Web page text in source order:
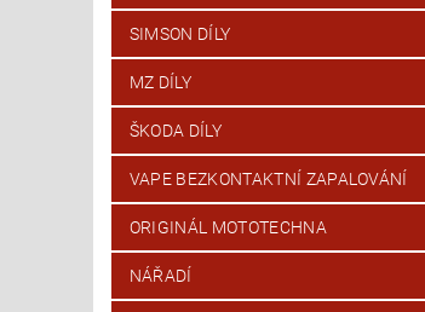
SIMSON DÍLY
MZ DÍLY
ŠKODA DÍLY
VAPE BEZKONTAKTNÍ ZAPALOVÁNÍ
ORIGINÁL MOTOTECHNA
NÁŘADÍ